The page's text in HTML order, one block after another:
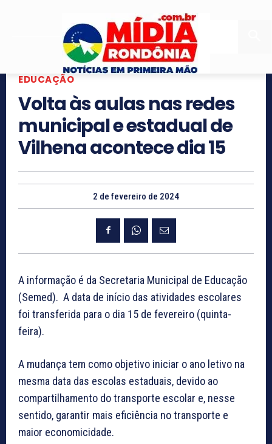
EDUCAÇÃO
Volta às aulas nas redes
municipal e estadual de
Vilhena acontece dia 15
2 de fevereiro de 2024
A informação é da Secretaria Municipal de Educação
(Semed). A data de início das atividades escolares
foi transferida para o dia 15 de fevereiro (quinta-
feira).
A mudança tem como objetivo iniciar o ano letivo na
mesma data das escolas estaduais, devido ao
compartilhamento do transporte escolar e, nesse
sentido, garantir mais eficiência no transporte e
maior economicidade.